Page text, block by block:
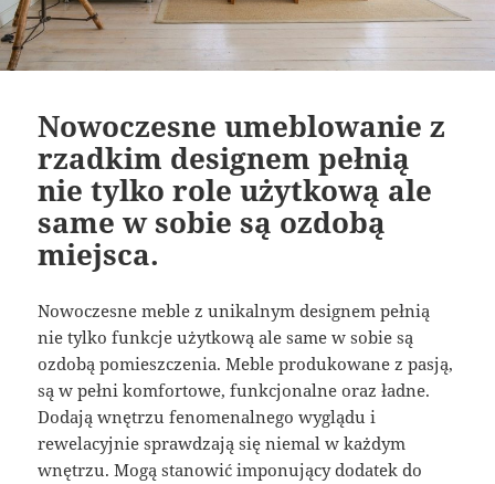
Nowoczesne umeblowanie z
rzadkim designem pełnią
nie tylko role użytkową ale
same w sobie są ozdobą
miejsca.
Nowoczesne meble z unikalnym designem pełnią
nie tylko funkcje użytkową ale same w sobie są
ozdobą pomieszczenia. Meble produkowane z pasją,
są w pełni komfortowe, funkcjonalne oraz ładne.
Dodają wnętrzu fenomenalnego wyglądu i
rewelacyjnie sprawdzają się niemal w każdym
wnętrzu. Mogą stanowić imponujący dodatek do